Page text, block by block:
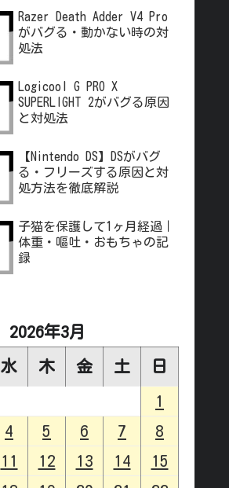
Razer Death Adder V4 Pro
がバグる・動かない時の対
処法
Logicool G PRO X
SUPERLIGHT 2がバグる原因
と対処法
【Nintendo DS】DSがバグ
る・フリーズする原因と対
処方法を徹底解説
子猫を保護して1ヶ月経過｜
体重・嘔吐・おもちゃの記
録
2026年3月
水 木 金 土 日
1
4 5 6 7
8
11 12 13 14
15